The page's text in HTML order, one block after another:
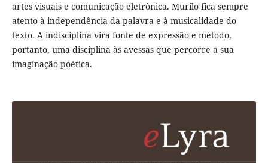
artes visuais e comunicação eletrônica. Murilo fica sempre
atento à independência da palavra e à musicalidade do
texto. A indisciplina vira fonte de expressão e método,
portanto, uma disciplina às avessas que percorre a sua
imaginação poética.